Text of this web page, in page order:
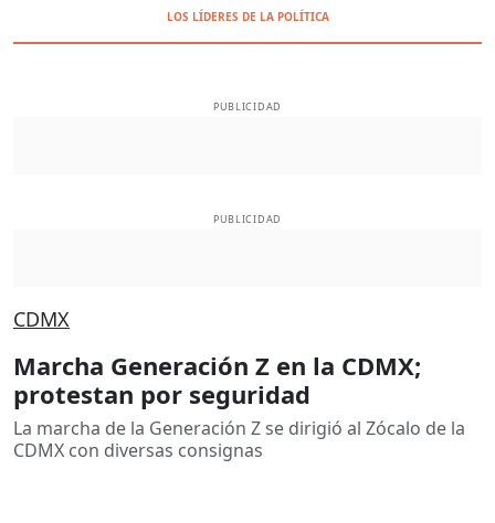
LOS LÍDERES DE LA POLÍTICA
PUBLICIDAD
PUBLICIDAD
CDMX
Marcha Generación Z en la CDMX;
protestan por seguridad
La marcha de la Generación Z se dirigió al Zócalo de la
CDMX con diversas consignas